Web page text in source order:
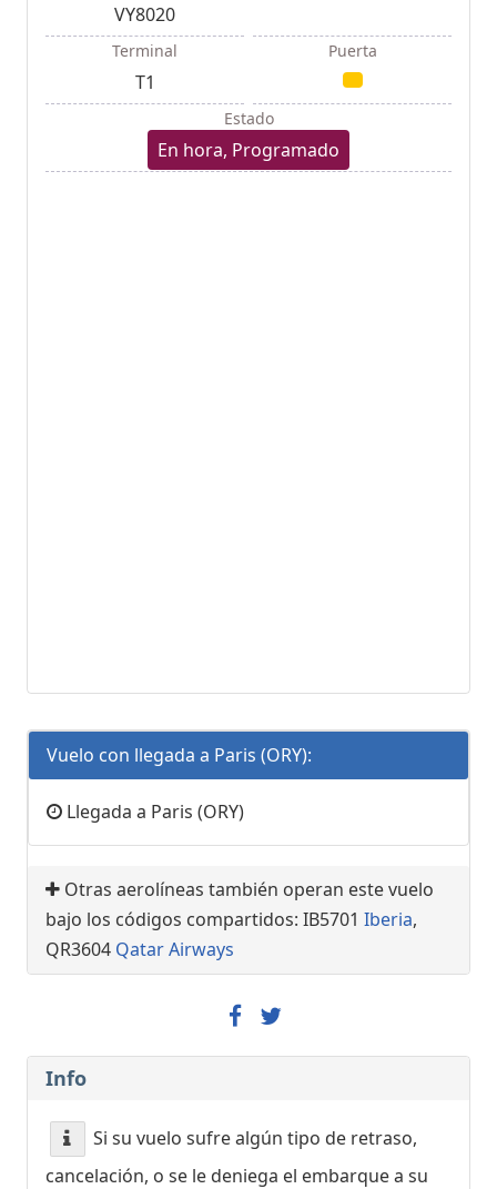
VY8020
Terminal
T1
Puerta
Estado
En hora, Programado
Vuelo con llegada a Paris (ORY):
Llegada a Paris (ORY)
Otras aerolíneas también operan este vuelo
bajo los códigos compartidos: IB5701 Iberia,
QR3604 Qatar Airways
Info
Si su vuelo sufre algún tipo de retraso,
cancelación, o se le deniega el embarque a su